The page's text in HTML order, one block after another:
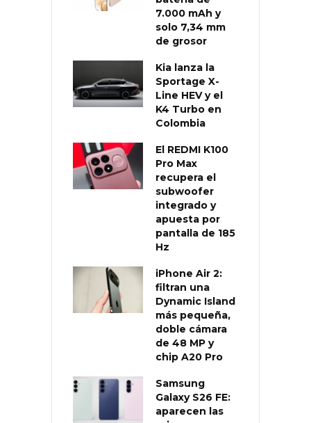
7.000 mAh y
solo 7,34 mm
de grosor
Kia lanza la
Sportage X-
Line HEV y el
K4 Turbo en
Colombia
El REDMI K100
Pro Max
recupera el
subwoofer
integrado y
apuesta por
pantalla de 185
Hz
iPhone Air 2:
filtran una
Dynamic Island
más pequeña,
doble cámara
de 48 MP y
chip A20 Pro
Samsung
Galaxy S26 FE:
aparecen las